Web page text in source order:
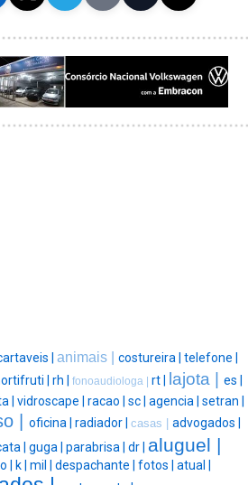
| animais | costureira | telefone |
| rh | fonoaudiologa | rt | lajota | es |
| vidroscape | racao | sc | agencia | setran |
| oficina | radiador | casas | advogados |
| guga | parabrisa | dr | aluguel |
| k | mil | despachante | fotos | atual |